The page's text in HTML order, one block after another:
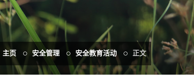
主页 安全管理 安全教育活动 正文